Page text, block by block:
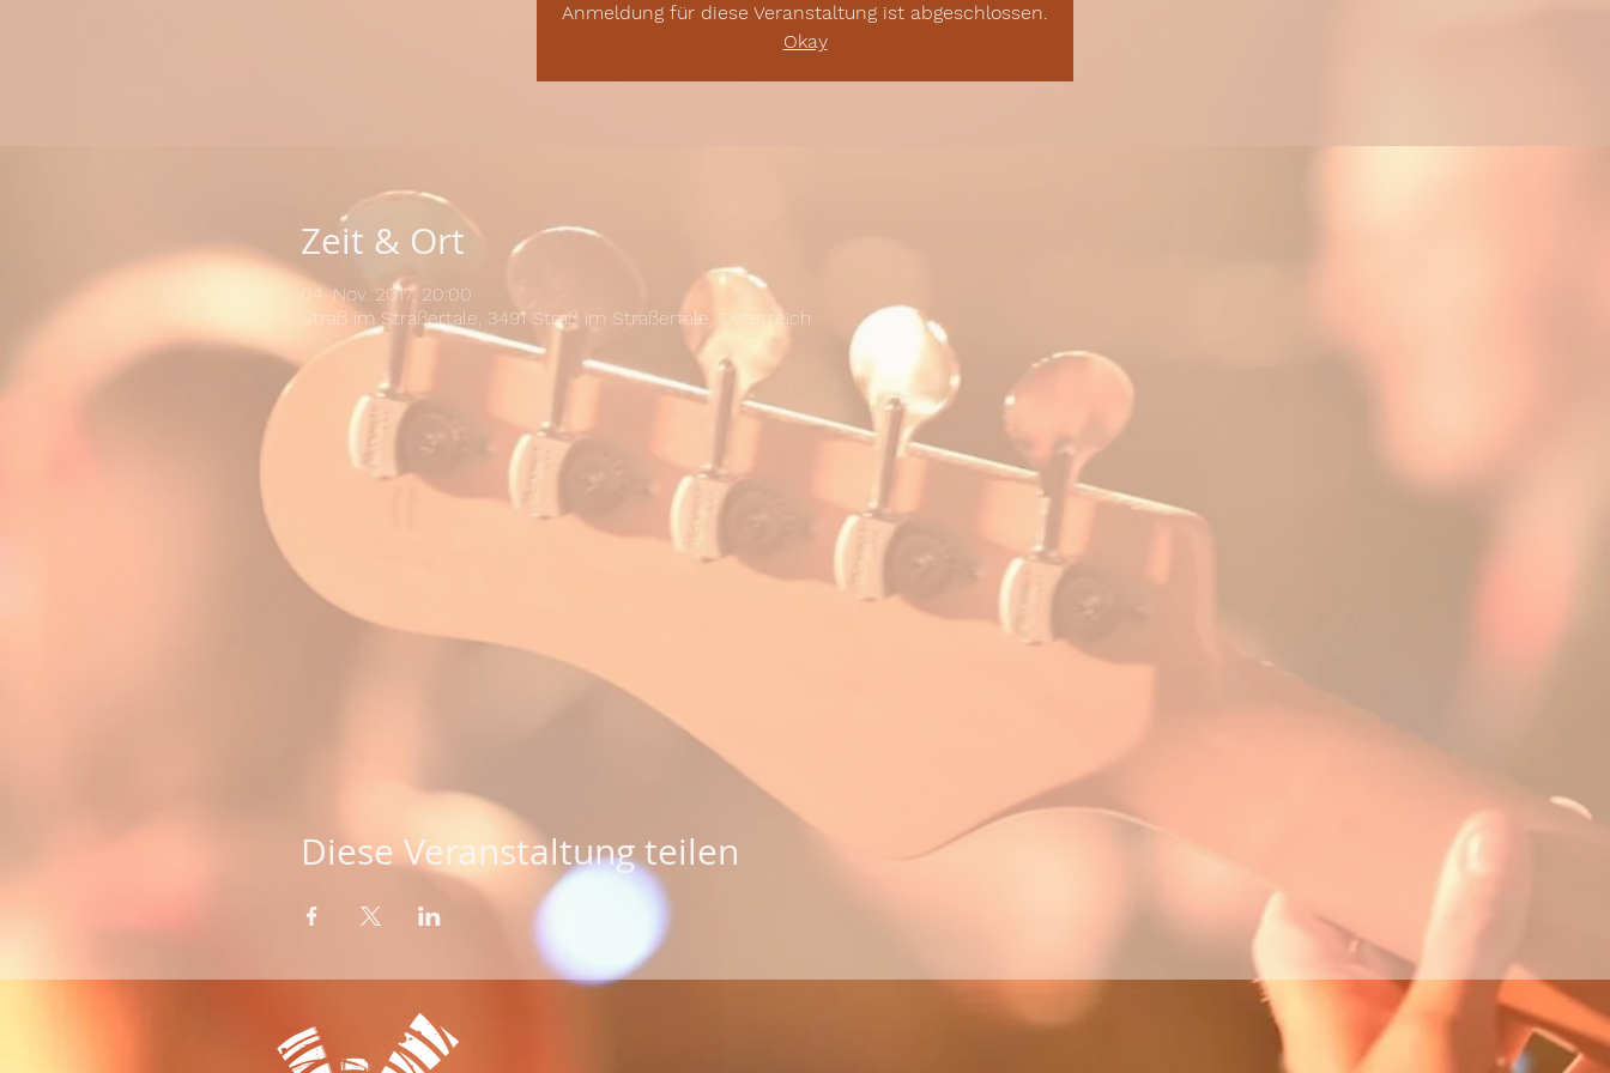
Anmeldung für diese Veranstaltung ist abgeschlossen.
Okay
Zeit & Ort
04. Nov. 2017, 20:00
Straß im Straßertale, 3491 Straß im Straßertale, Österreich
Diese Veranstaltung teilen